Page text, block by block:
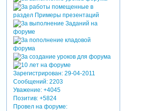
Зарегистрирован: 29-04-2011
Сообщений:2203
Уважение: +4045
Позитив: +5824
Провел на форуме: